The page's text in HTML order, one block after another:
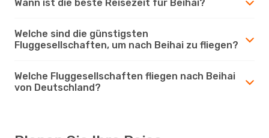
Wann ist die beste Reisezeit für Beihai?
Welche sind die günstigsten
Fluggesellschaften, um nach Beihai zu fliegen?
Welche Fluggesellschaften fliegen nach Beihai
von Deutschland?